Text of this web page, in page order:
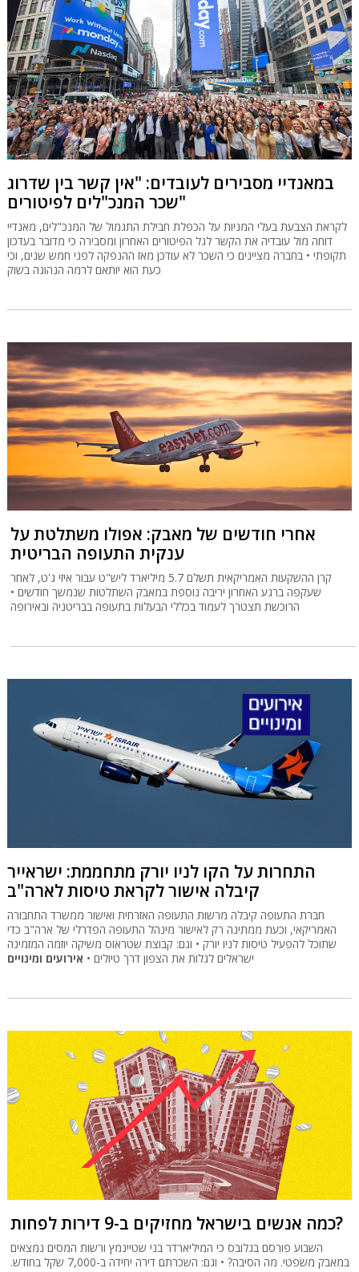
במאנדיי מסבירים לעובדים: "אין קשר בין שדרוג
שכר המנכ"לים לפיטורים"
לקראת הצבעת בעלי המניות על הכפלת חבילת התגמול של המנכ"לים, מאנדיי
דוחה מול עובדיה את הקשר לגל הפיטורים האחרון ומסבירה כי מדובר בעדכון
תקופתי • בחברה מציינים כי השכר לא עודכן מאז ההנפקה לפני חמש שנים, וכי
כעת הוא יותאם לרמה הנהוגה בשוק
אחרי חודשים של מאבק: אפולו משתלטת על
ענקית התעופה הבריטית
קרן ההשקעות האמריקאית תשלם 5.7 מיליארד ליש"ט עבור איזי ג'ט, לאחר
שעקפה ברגע האחרון יריבה נוספת במאבק השתלטות שנמשך חודשים •
הרוכשת תצטרך לעמוד בכללי הבעלות בתעופה בבריטניה ובאירופה
התחרות על הקו לניו יורק מתחממת: ישראייר
קיבלה אישור לקראת טיסות לארה"ב
חברת התעופה קיבלה מרשות התעופה האזרחית ואישור ממשרד התחבורה
האמריקאי, וכעת ממתינה רק לאישור מינהל התעופה הפדרלי של ארה"ב כדי
שתוכל להפעיל טיסות לניו יורק • וגם: קבוצת שטראוס משיקה יוזמה המזמינה
ישראלים לגלות את הצפון דרך טיולים • אירועים ומינויים
כמה אנשים בישראל מחזיקים ב-9 דירות לפחות?
השבוע פורסם בגלובס כי המיליארדר בני שטיינמץ ורשות המסים נמצאים
במאבק משפטי. מה הסיבה? • וגם: השכרתם דירה יחידה ב-7,000 שקל בחודש.